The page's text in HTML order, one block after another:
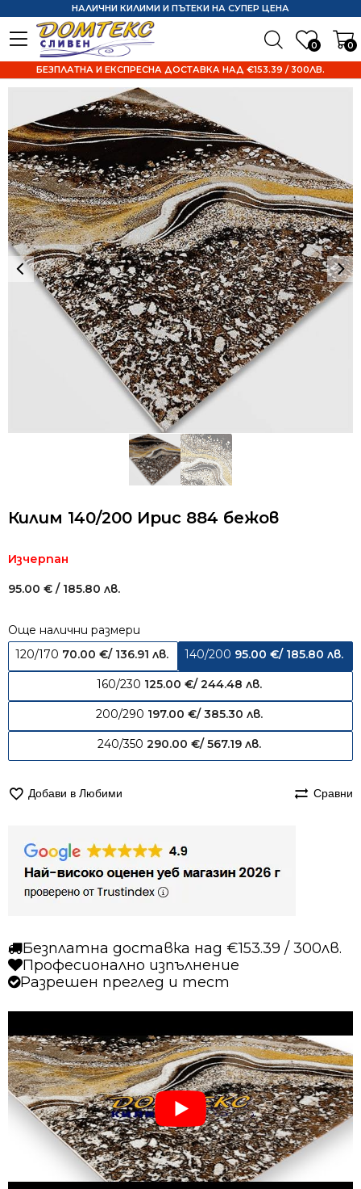
0 0
НАЛИЧНИ КИЛИМИ И ПЪТЕКИ НА СУПЕР ЦЕНА
БЕЗПЛАТНА И ЕКСПРЕСНА ДОСТАВКА НАД €153.39 / 300ЛВ.
Килим 140/200 Ирис 884 бежов
Изчерпан
95.00 € / 185.80 лв.
Още налични размери
120/170 70.00 €/ 136.91 лв. 140/200 95.00€/ 185.80 лв.
160/230 125.00 €/ 244.48 лв.
200/290 197.00 €/ 385.30 лв.
240/350 290.00 €/ 567.19 лв.
Добави в Любими Сравни
Безплатна доставка над €153.39 / 300лв.
Професионално изпълнение
Разрешен преглед и тест